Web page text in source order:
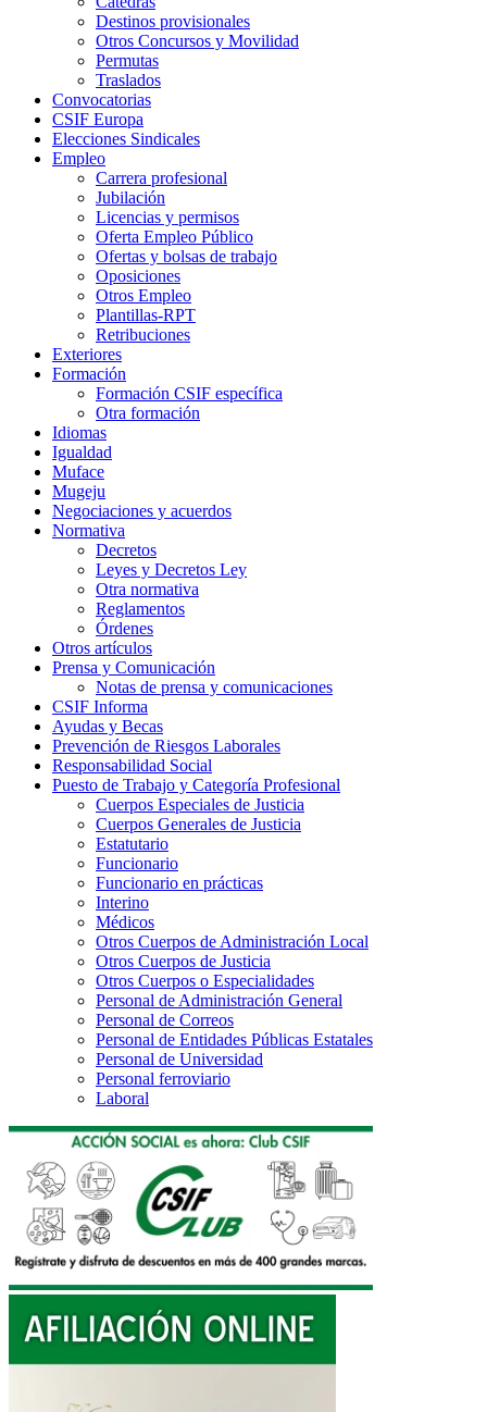
Destinos provisionales
Otros Concursos y Movilidad
Permutas
Traslados
Convocatorias
CSIF Europa
Elecciones Sindicales
Empleo
Carrera profesional
Jubilación
Licencias y permisos
Oferta Empleo Público
Ofertas y bolsas de trabajo
Oposiciones
Otros Empleo
Plantillas-RPT
Retribuciones
Exteriores
Formación
Formación CSIF específica
Otra formación
Idiomas
Igualdad
Muface
Mugeju
Negociaciones y acuerdos
Normativa
Decretos
Leyes y Decretos Ley
Otra normativa
Reglamentos
Órdenes
Otros artículos
Prensa y Comunicación
Notas de prensa y comunicaciones
CSIF Informa
Ayudas y Becas
Prevención de Riesgos Laborales
Responsabilidad Social
Puesto de Trabajo y Categoría Profesional
Cuerpos Especiales de Justicia
Cuerpos Generales de Justicia
Estatutario
Funcionario
Funcionario en prácticas
Interino
Médicos
Otros Cuerpos de Administración Local
Otros Cuerpos de Justicia
Otros Cuerpos o Especialidades
Personal de Administración General
Personal de Correos
Personal de Entidades Públicas Estatales
Personal de Universidad
Personal ferroviario
Laboral